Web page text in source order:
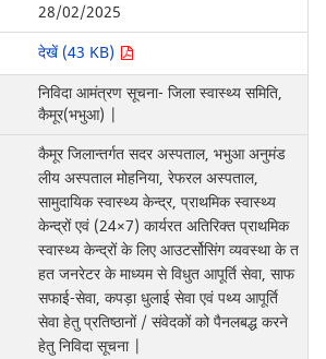
28/02/2025
देखें (43 KB)
निविदा आमंत्रण सूचना- जिला स्वास्थ्य समिति,
कैमूर(भभुआ) |
कैमूर जिलान्तर्गत सदर अस्पताल, भभुआ अनुमंड
लीय अस्पताल मोहनिया, रेफरल अस्पताल,
सामुदायिक स्वास्थ्य केन्द्र, प्राथमिक स्वास्थ्य
केन्द्रों एवं (24×7) कार्यरत अतिरिक्त प्राथमिक
स्वास्थ्य केन्द्रों के लिए आउटर्सोसिंग व्यवस्था के त
हत जनरेटर के माध्यम से विधुत आपूर्ति सेवा, साफ
सफाई-सेवा, कपड़ा धुलाई सेवा एवं पथ्य आपूर्ति
सेवा हेतु प्रतिष्ठानों / संवेदकों को पैनलबद्ध करने
हेतु निविदा सूचना |